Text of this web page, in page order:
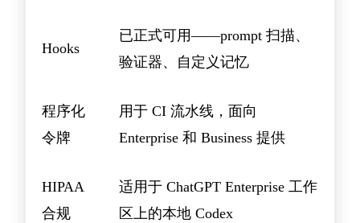
Hooks
已正式可用——prompt 扫描、
验证器、自定义记忆
程序化
令牌
用于 CI 流水线，面向
Enterprise 和 Business 提供
HIPAA
合规
适用于 ChatGPT Enterprise 工作
区上的本地 Codex